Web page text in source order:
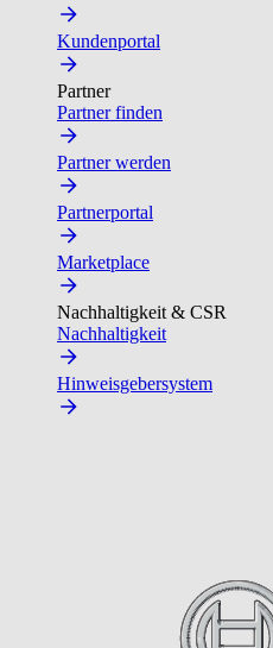
Kundenportal
Partner
Partner finden
Partner werden
Partnerportal
Marketplace
Nachhaltigkeit & CSR
Nachhaltigkeit
Hinweisgebersystem